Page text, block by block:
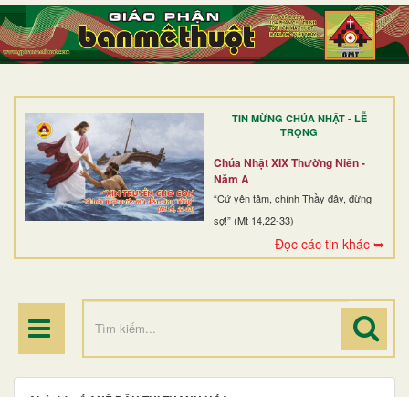
TIN MỪNG CHÚA NHẬT - LỄ
TRỌNG
Chúa Nhật XIX Thường Niên -
Năm A
“Cứ yên tâm, chính Thầy đây, đừng
sợ!” (Mt 14,22-33)
Đọc các tin khác ➥
TRANG NHẤT
GIỚI THIỆU
DÒNG TU
BAN MỤC VỤ
ĐOÀN THỂ CG